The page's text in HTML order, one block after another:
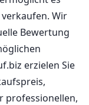
Wir
Bewertung
erzielen Sie
professionellen,